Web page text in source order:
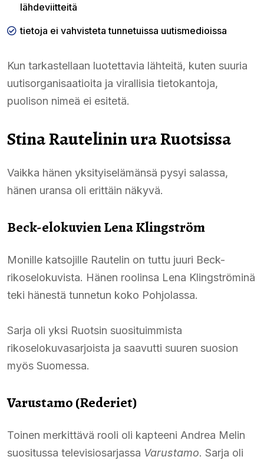
lähdeviitteitä
tietoja ei vahvisteta tunnetuissa uutismedioissa
Kun tarkastellaan luotettavia lähteitä, kuten suuria
uutisorganisaatioita ja virallisia tietokantoja,
puolison nimeä ei esitetä.
Stina Rautelinin ura Ruotsissa
Vaikka hänen yksityiselämänsä pysyi salassa,
hänen uransa oli erittäin näkyvä.
Beck-elokuvien Lena Klingström
Monille katsojille Rautelin on tuttu juuri Beck-
rikoselokuvista. Hänen roolinsa Lena Klingströminä
teki hänestä tunnetun koko Pohjolassa.
Sarja oli yksi Ruotsin suosituimmista
rikoselokuvasarjoista ja saavutti suuren suosion
myös Suomessa.
Varustamo (Rederiet)
Toinen merkittävä rooli oli kapteeni Andrea Melin
suositussa televisiosarjassa Varustamo. Sarja oli